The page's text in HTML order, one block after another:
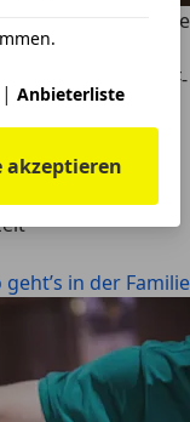
| Anbieterliste
akzeptieren
in der Familie
Faktor
Je höher die SF-
Um von
kann sie
wichtigen
in der Familie